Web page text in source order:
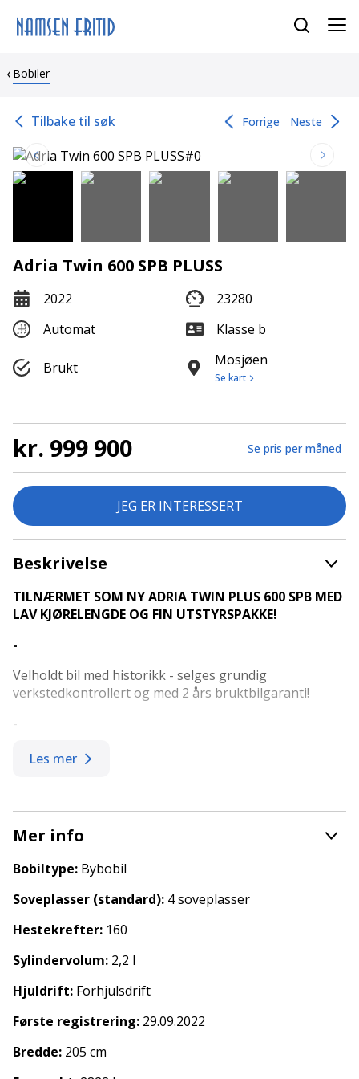
Bobiler
Tilbake til søk Forrige Neste
Adria Twin 600 SPB PLUSS
2022
23280
Automat
Klasse b
Brukt Mosjøen
Se kart
kr. 999 900 Se pris per måned
JEG ER INTERESSERT
Beskrivelse
TILNÆRMET SOM NY ADRIA TWIN PLUS 600 SPB MED
LAV KJØRELENGDE OG FIN UTSTYRSPAKKE!
-
Velholdt bil med historikk - selges grundig
verkstedkontrollert og med 2 års bruktbilgaranti!
-
Høydepunkter utstyr:
Cruisekontroll
Hengerfeste, utsvingbart - perfekt for montering
av sykkelstativ
Alu.felger
Solcellepakke
Delskinn-interiør
ryggekamera
Helautomatisk klimaanlegg
Myggdør
Markise
Les mer
Mer info
Bobiltype: Bybobil
Soveplasser (standard): 4 soveplasser
Hestekrefter: 160
Sylindervolum: 2,2 l
Hjuldrift: Forhjulsdrift
Første registrering: 29.09.2022
Bredde: 205 cm